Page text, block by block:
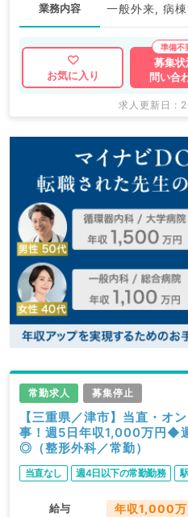
業務内容 一般外来, 病
お気に入り
募集
問い合
求人更新日 :
常勤求人 募集停止
【三重県／津市】当直・オ
事！週5日年収1,000万円◆
◎（整形外科／常勤）
当直なし 週4日以下の常勤勤務
給与 年収1,000万